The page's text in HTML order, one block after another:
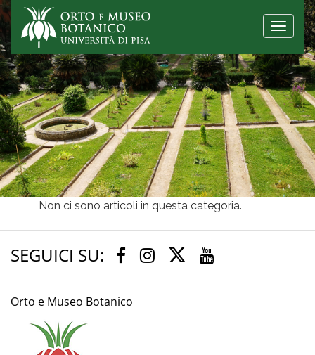
Toggle
Non ci sono articoli in questa categoria.
SEGUICI SU: Facebook
Instagram
Twitter
Orto e Museo Botanico